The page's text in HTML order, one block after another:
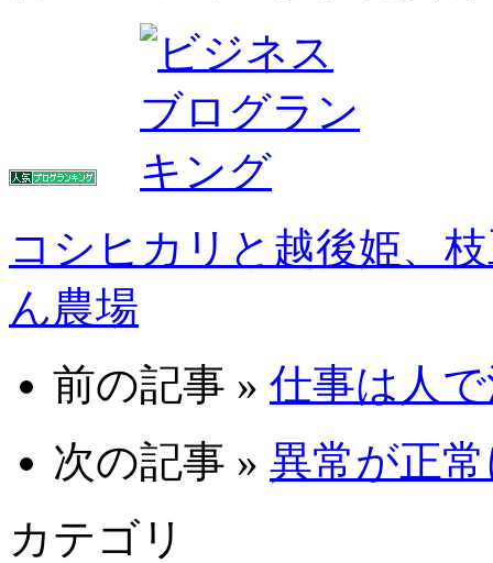
コシヒカリと越後姫、
ん農場
前の記事 » 仕事は人
次の記事 » 異常が正
カテゴリ